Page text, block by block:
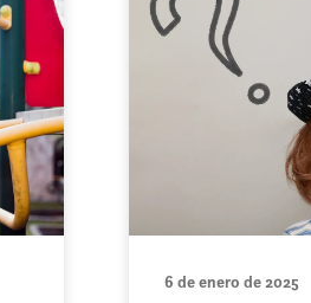
6 de enero de 2025